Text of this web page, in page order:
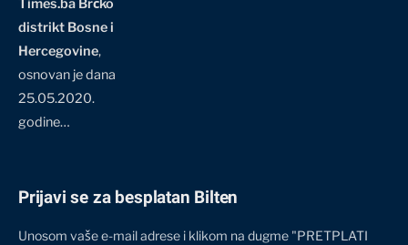
Times.ba Brčko
distrikt Bosne i
Hercegovine,
osnovan je dana
25.05.2020.
godine…
Prijavi se za besplatan Bilten
Unosom vaše e-mail adrese i klikom na dugme "PRETPLATI